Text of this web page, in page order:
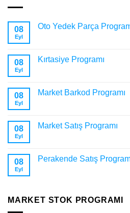
08
Eyl
Oto Yedek Parça
08
Eyl
Kırtasiye Programı
08
Eyl
Market Barkod Programı
08
Eyl
Market Satış Programı
08
Eyl
Perakende Satış
MARKET STOK PROGRAMI